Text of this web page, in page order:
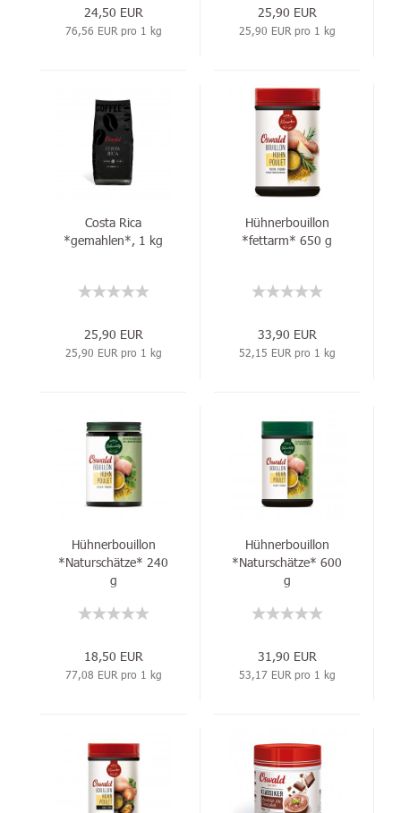
24,50 EUR
76,56 EUR pro 1 kg
25,90 EUR
25,90 EUR pro 1 kg
Costa Rica
*gemahlen*, 1 kg
25,90 EUR
25,90 EUR pro 1 kg
Hühnerbouillon
*fettarm* 650 g
33,90 EUR
52,15 EUR pro 1 kg
Hühnerbouillon
*Naturschätze* 240
g
18,50 EUR
77,08 EUR pro 1 kg
Hühnerbouillon
*Naturschätze* 600
g
31,90 EUR
53,17 EUR pro 1 kg